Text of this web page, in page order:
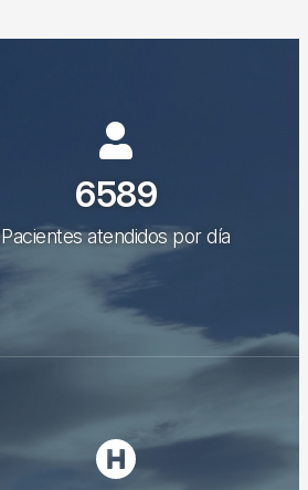
6589
Pacientes atendidos por día